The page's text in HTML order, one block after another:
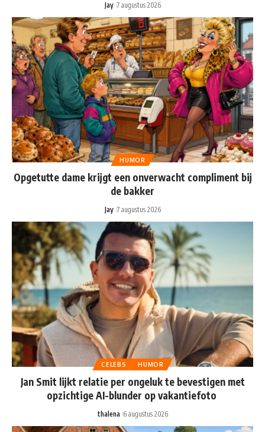
Jay 7 augustus 2026
HUMOR
Opgetutte dame krijgt een onverwacht compliment bij
de bakker
Jay 7 augustus 2026
CELEBS HUMOR
Jan Smit lijkt relatie per ongeluk te bevestigen met
opzichtige AI-blunder op vakantiefoto
thalena 6 augustus 2026